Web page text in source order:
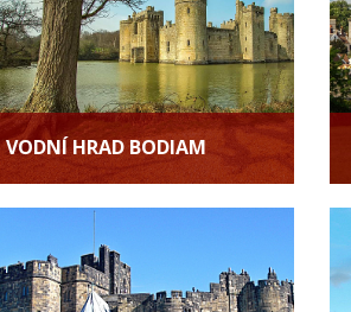
VODNÍ HRAD BODIAM